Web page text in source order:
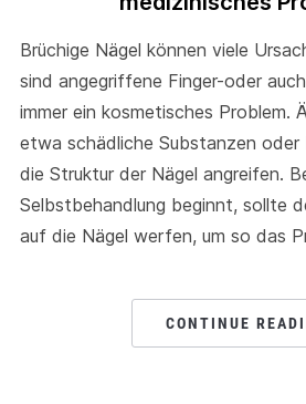
Brüchige Nägel können viele
sind angegriffene Finger-oder
immer ein kosmetisches Problem.
etwa schädliche Substanzen oder
die Struktur der Nägel angreifen.
Selbstbehandlung beginnt, sollte
auf die Nägel werfen, um so das
CONTINUE